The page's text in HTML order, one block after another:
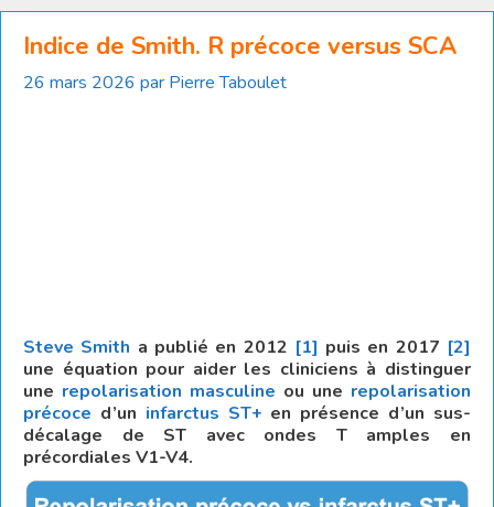
Indice de Smith. R précoce versus SCA
26 mars 2026 par Pierre Taboulet
Steve Smith a publié en 2012 [1] puis en 2017 [2]
une équation pour aider les cliniciens à distinguer
une repolarisation masculine ou une repolarisation
précoce d’un infarctus ST+ en présence d’un sus-
décalage de ST avec ondes T amples en
précordiales V1-V4.